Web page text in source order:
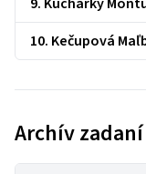
10. Kečupová
Archív zadaní